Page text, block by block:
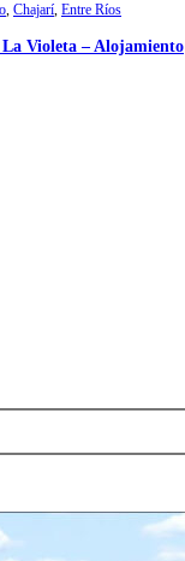
, Chajarí, Entre Ríos
La Violeta – Alojamiento